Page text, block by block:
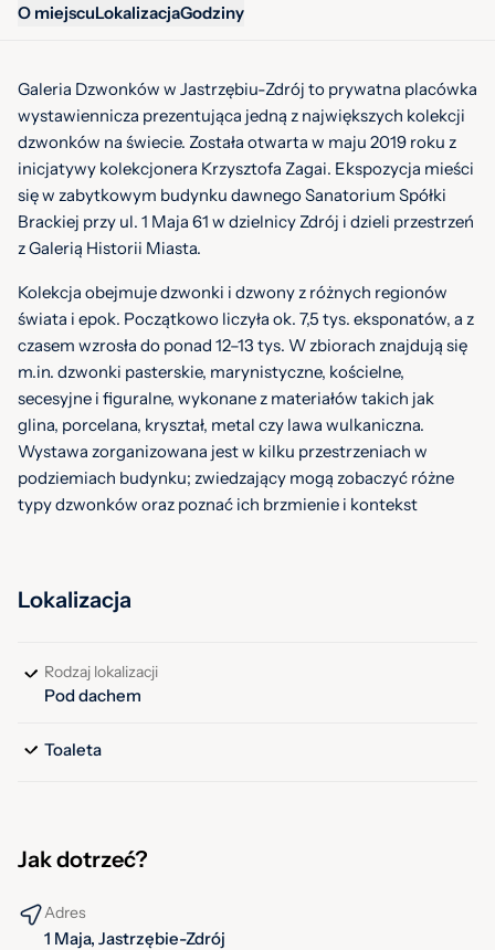
O miejscuLokalizacjaGodziny
Galeria Dzwonków w Jastrzębiu-Zdrój to prywatna placówka
wystawiennicza prezentująca jedną z największych kolekcji
dzwonków na świecie. Została otwarta w maju 2019 roku z
inicjatywy kolekcjonera Krzysztofa Zagai. Ekspozycja mieści
się w zabytkowym budynku dawnego Sanatorium Spółki
Brackiej przy ul. 1 Maja 61 w dzielnicy Zdrój i dzieli przestrzeń
z Galerią Historii Miasta.
Kolekcja obejmuje dzwonki i dzwony z różnych regionów
świata i epok. Początkowo liczyła ok. 7,5 tys. eksponatów, a z
czasem wzrosła do ponad 12–13 tys. W zbiorach znajdują się
m.in. dzwonki pasterskie, marynistyczne, kościelne,
secesyjne i figuralne, wykonane z materiałów takich jak
glina, porcelana, kryształ, metal czy lawa wulkaniczna.
Wystawa zorganizowana jest w kilku przestrzeniach w
podziemiach budynku; zwiedzający mogą zobaczyć różne
typy dzwonków oraz poznać ich brzmienie i kontekst
Lokalizacja
Rodzaj lokalizacji
Pod dachem
Toaleta
Jak dotrzeć?
Adres
1 Maja, Jastrzębie-Zdrój